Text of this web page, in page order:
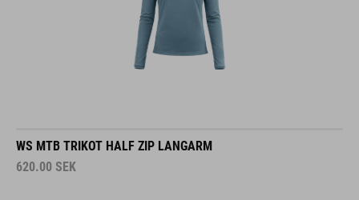
WS MTB TRIKOT HALF ZIP LANGARM
620.00 SEK